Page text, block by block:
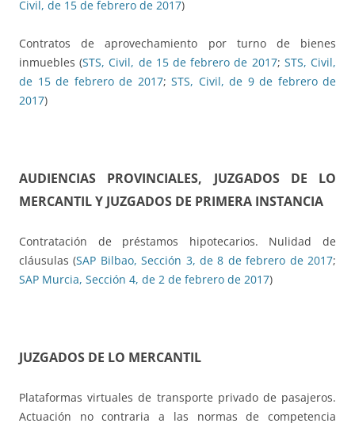
Civil, de 15 de febrero de 2017)
Contratos de aprovechamiento por turno de bienes
inmuebles (STS, Civil, de 15 de febrero de 2017; STS, Civil,
de 15 de febrero de 2017; STS, Civil, de 9 de febrero de
2017)
AUDIENCIAS PROVINCIALES, JUZGADOS DE LO
MERCANTIL Y JUZGADOS DE PRIMERA INSTANCIA
Contratación de préstamos hipotecarios. Nulidad de
cláusulas (SAP Bilbao, Sección 3, de 8 de febrero de 2017;
SAP Murcia, Sección 4, de 2 de febrero de 2017)
JUZGADOS DE LO MERCANTIL
Plataformas virtuales de transporte privado de pasajeros.
Actuación no contraria a las normas de competencia